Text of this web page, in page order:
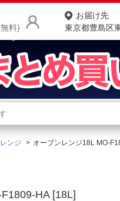
料)
お届け先
東京都豊島区
商品をさがす
ランキングからさ
ンジ オーブンレンジ18L MO-
HA [18L]